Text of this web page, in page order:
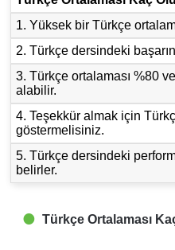
1. Yüksek bir Türkçe
2. Türkçe dersindeki
3. Türkçe ortalaması %80
alabilir.
4. Teşekkür almak için
göstermelisiniz.
5. Türkçe dersindeki
belirler.
Türkçe Ortalaması